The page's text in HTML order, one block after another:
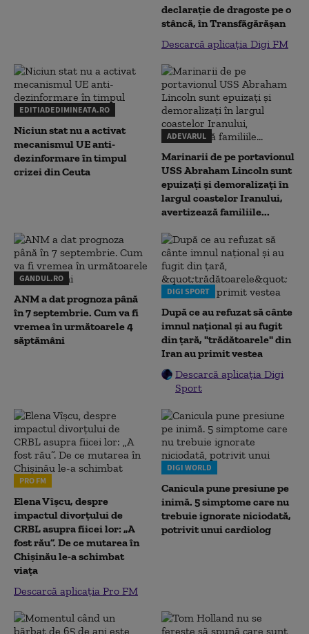
declaraţie de dragoste pe o
stâncă, în Transfăgărăşan
Descarcă aplicația Digi FM
EDITIADEDIMINEATA.RO
Niciun stat nu a activat
mecanismul UE anti-
dezinformare în timpul
crizei din Ceuta
ADEVARUL
Marinarii de pe portavionul
USS Abraham Lincoln sunt
epuizați și demoralizați în
largul coastelor Iranului,
avertizează familiile...
GANDUL.RO
ANM a dat prognoza până
în 7 septembrie. Cum va fi
vremea în următoarele 4
săptămâni
DIGI SPORT
După ce au refuzat să cânte
imnul naţional şi au fugit
din ţară, "trădătoarele" din
Iran au primit vestea
Descarcă aplicația Digi
Sport
PRO FM
Elena Vîșcu, despre
impactul divorțului de
CRBL asupra fiicei lor: „A
fost rău”. De ce mutarea în
Chișinău le-a schimbat
viața
Descarcă aplicația Pro FM
DIGI WORLD
Canicula pune presiune pe
inimă. 5 simptome care nu
trebuie ignorate niciodată,
potrivit unui cardiolog